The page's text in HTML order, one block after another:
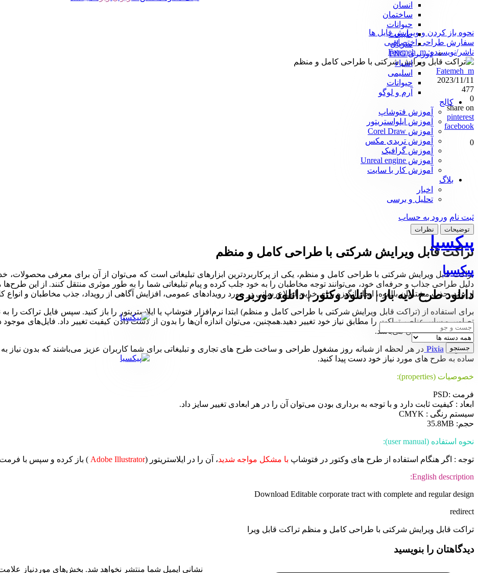
انسان
ساختمان
حیوانات
طبیعت
متریال
دوربری PNG
اشیاء
اسلیمی
حیوانات
آرم و لوگو
کالج
آموزش فتوشاپ
آموزش ایلواستریتور
آموزش Corel Draw
آموزش تریدی مکس
آموزش گرافیک
آموزش Unreal engine
آموزش کار با سایت
بلاگ
اخبار
تحلیل و برسی
ثبت نام ورود به حساب
پیکسیا
پیکسیا
دانلود طرح لایه باز | دانلود وکتور | دانلود دوربری
نحوه باز کردن و ویرایش فایل ها
سفارش طراحی اختصاصی
ناشر/نویسنده:Fatemeh_m
Fatemeh_m
2023/11/11
477
0
share on
pinterest
facebook
0
توضیحات نظرات
تراکت قابل ویرایش شرکتی با طراحی کامل و منظم
تراکت قابل ویرایش شرکتی با طراحی کامل و منظم، یکی از پرکاربردترین ابزارهای تبلیغاتی است که می‌توان از آن برای معرفی محصولات،
دلیل طراحی جذاب و حرفه‌ای خود، می‌توانند توجه مخاطبان را به خود جلب کرده و پیام تبلیغاتی شما را به طور موثری منتقل کنند. از این
از برند، جذب مشتریان بالقوه، ایجاد انگیزه برای خرید، اطلاع‌رسانی در مورد رویدادهای عمومی، افزایش آگاهی از رویداد، جذب مخاطبان و انواع
برای استفاده از (تراکت قابل ویرایش شرکتی با طراحی کامل و منظم) ابتدا نرم‌افزار فتوشاپ یا ایلاستریتور را باز کنید. سپس فایل تراکت را
تصاویر و سایر عناصر تراکت را مطابق نیاز خود تغییر دهید.همچنین، می‌توان اندازه آن‌ها را بدون از دست دادن کیفیت تغییر داد. فایل‌های
قابلیت ویرایش آسان می‌باشد.
مجموعه Pixia در هر لحظه از شبانه روز مشغول طراحی و ساخت طرح های تجاری و تبلیغاتی برای شما کاربران عزیز می‌باشند که بدون نیاز به
ساده به طرح های مورد نیاز خود دست پیدا کنید.
خصوصیات (properties):
فرمت :PSD
ابعاد : کیفیت ثابت دارد و با توجه به برداری بودن می‌توان آن را در هر ابعادی تغییر سایز داد.
سیستم رنگی : CMYK
حجم: 35.8MB
نحوه استفاده (user manual):
توجه : اگر هنگام استفاده از طرح های وکتور در فتوشاپ با مشکل مواجه شدید، آن را در ایلاستریتور (Adobe Illustrator ) باز کرده و سپس با
English description:
Download Editable corporate tract with complete and regular design
redirect
تراکت قابل ویرایش شرکتی با طراحی کامل و منظم تراکت قابل ویرا
دیدگاهتان را بنویسید
نشانی ایمیل شما منتشر نخواهد شد. بخش‌های موردنیاز